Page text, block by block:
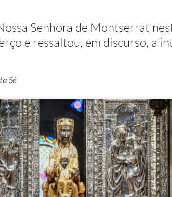
Senhora de Montserrat
e ressaltou, em discurso, a
Sé